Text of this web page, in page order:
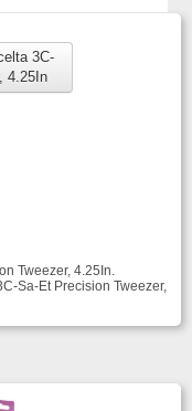
3C-
4.25In
Tweezer, 4.25In.
Sa-Et Precision Tweezer,